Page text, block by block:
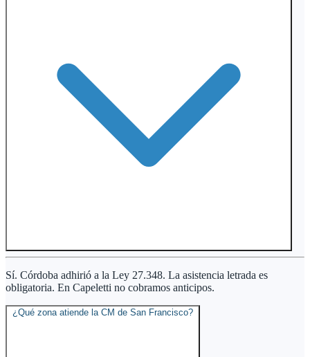
Sí. Córdoba adhirió a la Ley 27.348. La asistencia letrada es
obligatoria. En Capeletti no cobramos anticipos.